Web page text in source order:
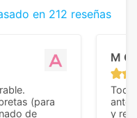
en 212 reseñas
(para
de
M C
Todo
y